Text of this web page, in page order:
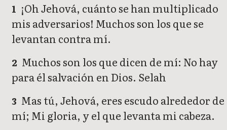
1 ¡Oh Jehová, cuánto se han multiplicado
mis adversarios! Muchos son los que se
levantan contra mí.
2 Muchos son los que dicen de mí: No hay
para él salvación en Dios. Selah
3 Mas tú, Jehová, eres escudo alrededor de
mí; Mi gloria, y el que levanta mi cabeza.